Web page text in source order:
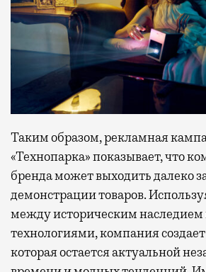
Таким образом, рекламная
«Технопарка» показывает, что
бренда может выходить далеко
демонстрации товаров.
между историческим
технологиями, компания
которая остается актуальной